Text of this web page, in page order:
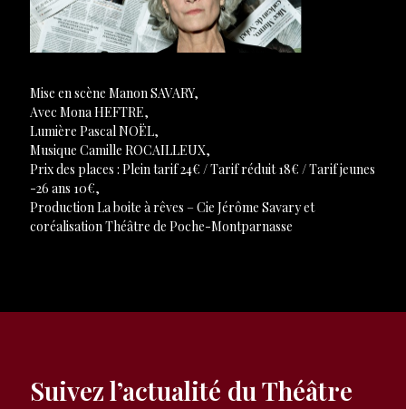
Mise en scène Manon SAVARY,
Avec Mona HEFTRE,
Lumière Pascal NOËL,
Musique Camille ROCAILLEUX,
Prix des places : Plein tarif 24€ / Tarif réduit 18€ / Tarif jeunes
-26 ans 10€,
Production La boite à rêves – Cie Jérôme Savary et
coréalisation Théâtre de Poche-Montparnasse
Suivez l’actualité du Théâtre